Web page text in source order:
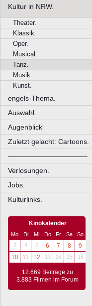
Kultur in NRW.
Theater.
Klassik.
Oper.
Musical.
Tanz.
Musik.
Kunst.
engels-Thema.
Auswahl.
Augenblick
Zuletzt gelacht: Cartoons.
––––––––––––––––––––
Verlosungen.
Jobs.
Kulturlinks.
Kinokalender
Mo Di Mi Do Fr Sa
So
3
4 5 6 7 8
9
10
11 12 13 14 15 16
12.669 Beiträge zu
3.883 Filmen im Forum